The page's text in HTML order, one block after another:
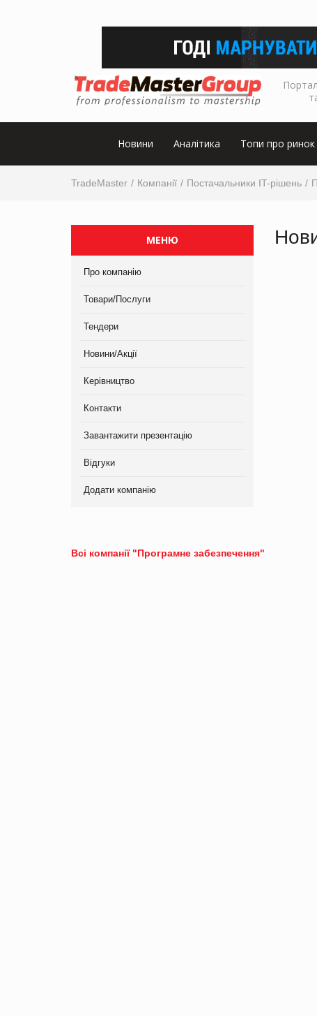
Новини Аналітика Топи про ринок
TradeMaster Компанії Постачальники IT-рішень
МЕНЮ
Про компанію
Товари/Послуги
Тендери
Новини/Акції
Керівництво
Контакти
Завантажити презентацію
Відгуки
Додати компанію
Всі компанії "Програмне забезпечення"